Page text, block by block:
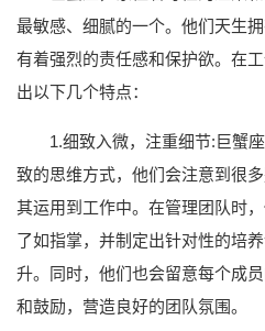
最敏感、细腻的一个。他们天生
有着强烈的责任感和保护欲。在
出以下几个特点：
1.细致入微，注重细节:巨蟹
致的思维方式，他们会注意到很
其运用到工作中。在管理团队时
了如指掌，并制定出针对性的培
升。同时，他们也会留意每个成
和鼓励，营造良好的团队氛围。